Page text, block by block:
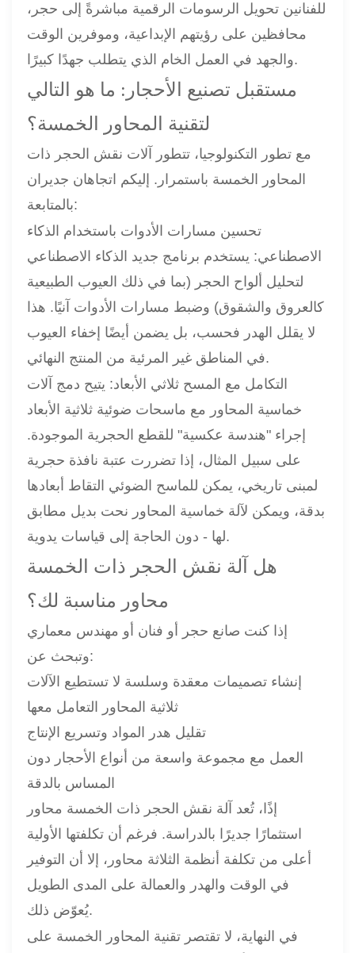
للفنانين تحويل الرسومات الرقمية مباشرةً إلى حجر،
محافظين على رؤيتهم الإبداعية، وموفرين الوقت
والجهد في العمل الخام الذي يتطلب جهدًا كبيرًا.
مستقبل تصنيع الأحجار: ما هو التالي
لتقنية المحاور الخمسة؟
مع تطور التكنولوجيا، تتطور آلات نقش الحجر ذات
المحاور الخمسة باستمرار. إليكم اتجاهان جديران
بالمتابعة:
تحسين مسارات الأدوات باستخدام الذكاء
الاصطناعي: يستخدم برنامج جديد الذكاء الاصطناعي
لتحليل ألواح الحجر (بما في ذلك العيوب الطبيعية
كالعروق والشقوق) وضبط مسارات الأدوات آنيًا. هذا
لا يقلل الهدر فحسب، بل يضمن أيضًا إخفاء العيوب
في المناطق غير المرئية من المنتج النهائي.
التكامل مع المسح ثلاثي الأبعاد: يتيح دمج آلات
خماسية المحاور مع ماسحات ضوئية ثلاثية الأبعاد
إجراء "هندسة عكسية" للقطع الحجرية الموجودة.
على سبيل المثال، إذا تضررت عتبة نافذة حجرية
لمبنى تاريخي، يمكن للماسح الضوئي التقاط أبعادها
بدقة، ويمكن لآلة خماسية المحاور نحت بديل مطابق
لها - دون الحاجة إلى قياسات يدوية.
هل آلة نقش الحجر ذات الخمسة
محاور مناسبة لك؟
إذا كنت صانع حجر أو فنان أو مهندس معماري
وتبحث عن:
إنشاء تصميمات معقدة وسلسة لا تستطيع الآلات
ثلاثية المحاور التعامل معها
تقليل هدر المواد وتسريع الإنتاج
العمل مع مجموعة واسعة من أنواع الأحجار دون
المساس بالدقة
إذًا، تُعد آلة نقش الحجر ذات الخمسة محاور
استثمارًا جديرًا بالدراسة. فرغم أن تكلفتها الأولية
أعلى من تكلفة أنظمة الثلاثة محاور، إلا أن التوفير
في الوقت والهدر والعمالة على المدى الطويل
يُعوّض ذلك.
في النهاية، لا تقتصر تقنية المحاور الخمسة على